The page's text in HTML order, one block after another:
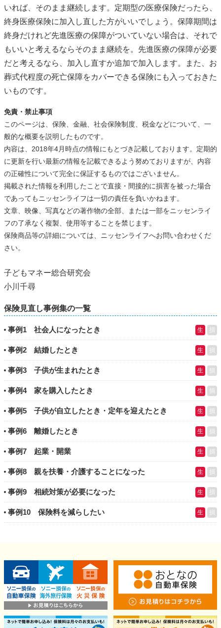
いれば、そのまま継続します。定期型の医療保険だったら、
終身医療保険に加入し直した方がいいでしょう。保障期間は
終身だけれど先進医療の保障がついていない場合は、それで
もいいと考えるならそのまま継続を。先進医療の保障が必要
だと考えるなら、加入し直すか追加で加入します。また、お
葬式代程度の死亡保障をカバーできる保険にも入っておきた
いものです。
免責・禁止事項
このページは、保険、金融、社会保険制度、税金などについて、一
般的な概要を説明したものです。
内容は、2018年4月時点の情報にもとづき記載しております。定期的
に更新を行い最新の情報を記載できるよう努めておりますが、内容
の正確性について完全に保証するものではございません。
掲載された情報を利用したことで直接・間接的に損害を被った場合
であってもニッセンライフは一切の責任を負いかねます。
文章、映像、写真などの著作物の全部、または一部をニッセンライ
フの了承なく複製、使用等することを禁じます。
保険商品等の詳細については、ニッセンライフへお問い合わせくだ
さい。
子どもマネー総合研究会
小川千尋
保険見直し事例集の一覧
事例1 社会人になったとき 生 損
事例2 結婚したとき 生 損
事例3 子供が生まれたとき 生 損
事例4 家を購入したとき 生 損
事例5 子供が自立したとき・定年を迎えたとき 生 損
事例6 離婚したとき 生 損
事例7 起業・開業 生 損
事例8 親を扶養・介護することになった 生 損
事例9 相続対策が必要になった 生 損
事例10 保険料を減らしたい 生 損